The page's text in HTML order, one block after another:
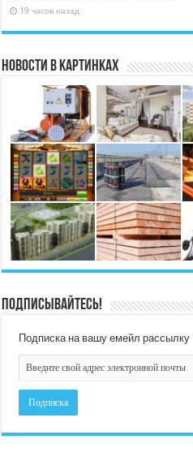
19 часов назад
Новости в картинках
Подписывайтесь!
Подписка на вашу емейл рассылку